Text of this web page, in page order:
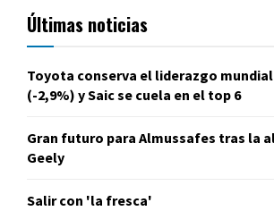
Últimas noticias
Toyota conserva el liderazgo
(-2,9%) y Saic se cuela en el top 6
Gran futuro para Almussafes tras la
Geely
Salir con 'la fresca'